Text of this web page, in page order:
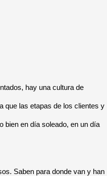
hay una cultura de
que las etapas de los clientes y
bien en día soleado, en un día
Saben para donde van y han